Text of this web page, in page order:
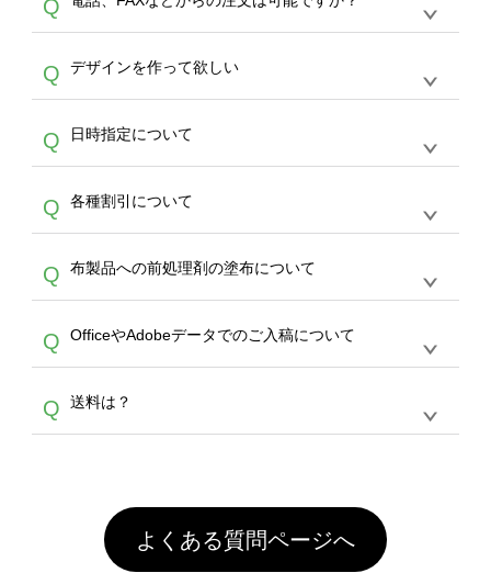
は、サポートが担当するエコバッグコンシェル
やタンブラーコンシェルをご利用ください。製
作する数量が多ければ多いほど、オンデマンド
サービスよりも低価格で製作することが可能で
す。
ドできるデータ形式は、JPG / PNG / AI / PSD /
PDF 形式になります。データの最大サイズ
写真などもアップロード可能です。使用できな
い画像はエラーになります。（※ Illustratorか
らの直接入稿には対応していません。AIで保存
し、デザインツールからアップロードして下さ
い）
Q
A
文のみ受け付けております。30個以上のご製
作をお考えの方は、サポートが担当するエコバ
スをご利用頂ければ、電話やFAX、メールなど
でご注文が可能です。
Q デザインを作って欲しい
A
を作って欲しい。などの場合は、製作数量が
30個以上であれば、サポート担当が、デザイ
バッグコンシェル
サー
ビスをご利用ください。(※ 30個以下の場合
は、デザインツールをご利用ください)
Q 日時指定について
A
ん。発送後18時以降に配送業者・伝票番号を
メールでお知らせいたしますので、直接配送業
者にご連絡いただき調整をお願い致します。
Q 各種割引について
A
カート内で自動的に割引(最大50%)が適用され
ます。 【付与ポイント】購入金額の1％が1ポ
イントとして付与され、次回ご注文時に1ポイ
ント＝1円としてお使いいただけます。ポイン
トは発送完了の翌日に付与され、次回ご注文時
からご利用頂けます。ポイントの有効期限は一
年間です。【会員ランク】過去10カ月のご注
文回数により会員ランク割引(最大5%)が適用
頂いても、ログインがされていなければ、ラン
クにカウントがされません。
Q 布製品への前処理剤の塗布について
A
意点（前処理剤）】カラー生地（Tシャツのホ
ワイト、トートバッグのナチュラル、ホワイト
といって、プリントを定着させるための処理剤
を塗布しており、短納期・低価格で商品をお届
害な性質で、水洗いで落とすことが可能です。
お手数ですが、お客様ご自身にて着用前に落と
していただけますようお願いいたします。※1
Q OfficeやAdobeデータでのご入稿について
A
ません。いずれのデータも該当デザインのみ画
像(JPEG,PNG,GIF,PDF)に変換、またはAdobe
Q 送料は？
引」などによるお値引きで4,000円未満になる
場合は送料がかかりますので、ご注意くださ
よくある質問ページへ